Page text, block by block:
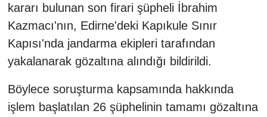
kararı bulunan son firari şüpheli İbrahim
Kazmacı'nın, Edirne'deki Kapıkule Sınır
Kapısı'nda jandarma ekipleri tarafından
yakalanarak gözaltına alındığı bildirildi.
Böylece soruşturma kapsamında hakkında
işlem başlatılan 26 şüphelinin tamamı gözaltına